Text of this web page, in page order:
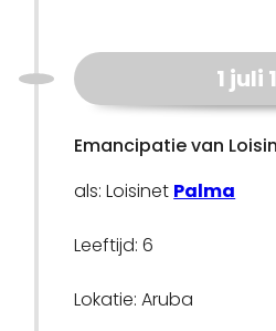
1 juli
Emancipatie van
als: Loisinet Palma
Leeftijd: 6
Lokatie: Aruba